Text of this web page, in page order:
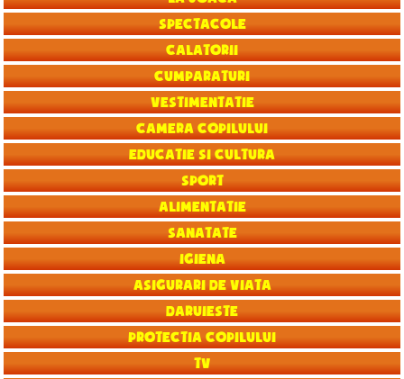
Spectacole
Calatorii
Cumparaturi
Vestimentatie
Camera copilului
Educatie si Cultura
Sport
Alimentatie
Sanatate
Igiena
Asigurari de viata
Daruieste
Protectia copilului
TV